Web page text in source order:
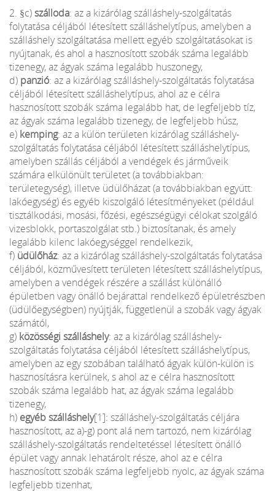
2. §c)szálloda: az a kizárólag szálláshely-szolgáltatás
folytatása céljából létesített szálláshelytípus, amelyben a
szálláshely szolgáltatása mellett egyéb szolgáltatásokat is
nyújtanak, és ahol a hasznosított szobák száma legalább
tizenegy, az ágyak száma legalább huszonegy,
d) panzió: az a kizárólag szálláshely-szolgáltatás folytatása
céljából létesített szálláshelytípus, ahol az e célra
hasznosított szobák száma legalább hat, de legfeljebb tíz,
az ágyak száma legalább tizenegy, de legfeljebb húsz,
e) kemping: az a külön területen kizárólag szálláshely-
szolgáltatás folytatása céljából létesített szálláshelytípus,
amelyben szállás céljából a vendégek és járműveik
számára elkülönült területet (a továbbiakban:
területegység), illetve üdülőházat (a továbbiakban együtt:
lakóegység) és egyéb kiszolgáló létesítményeket (például
tisztálkodási, mosási, főzési, egészségügyi célokat szolgáló
vizesblokk, portaszolgálat stb.) biztosítanak, és amely
legalább kilenc lakóegységgel rendelkezik,
f) üdülőház: az a kizárólag szálláshely-szolgáltatás folytatása
céljából, közművesített területen létesített szálláshelytípus,
amelyben a vendégek részére a szállást különálló
épületben vagy önálló bejárattal rendelkező épületrészben
(üdülőegységben) nyújtják, függetlenül a szobák vagy ágyak
számától,
g) közösségi szálláshely: az a kizárólag szálláshely-
szolgáltatás folytatása céljából létesített szálláshelytípus,
amelyben az egy szobában található ágyak külön-külön is
hasznosításra kerülnek, s ahol az e célra hasznosított
szobák száma legalább hat, az ágyak száma legalább
tizenegy,
h) egyéb szálláshely[1]: szálláshely-szolgáltatás céljára
hasznosított, az a)-g) pont alá nem tartozó, nem kizárólag
szálláshely-szolgáltatás rendeltetéssel létesített önálló
épület vagy annak lehatárolt része, ahol az e célra
hasznosított szobák száma legfeljebb nyolc, az ágyak száma
legfeljebb tizenhat,